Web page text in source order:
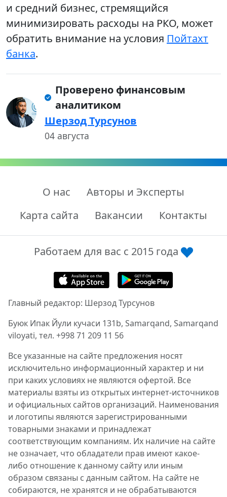
и средний бизнес, стремящийся
минимизировать расходы на РКО, может
обратить внимание на условия Пойтахт
банка.
Проверено финансовым
аналитиком
Шерзод Турсунов
04 августа
О нас
Авторы и Эксперты
Карта сайта
Вакансии Контакты
Работаем для вас с 2015 года
Главный редактор: Шерзод Турсунов
Буюк Ипак Йули кучаси 131b, Samarqand, Samarqand
viloyati, тел. +998 71 209 11 56
Все указанные на сайте предложения носят
исключительно информационный характер и ни
при каких условиях не являются офертой. Все
материалы взяты из открытых интернет-источников
и официальных сайтов организаций. Наименования
и логотипы являются зарегистрированными
товарными знаками и принадлежат
соответствующим компаниям. Их наличие на сайте
не означает, что обладатели прав имеют какое-
либо отношение к данному сайту или иным
образом связаны с данным сайтом. На сайте не
собираются, не хранятся и не обрабатываются